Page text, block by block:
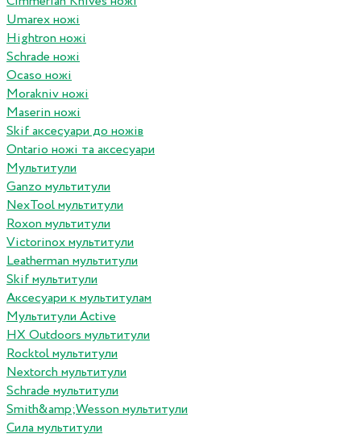
Umarex ножі
Hightron ножі
Schrade ножі
Ocaso ножі
Morakniv ножі
Maserin ножі
Skif аксесуари до ножів
Ontario ножі та аксесуари
Мультитули
Ganzo мультитули
NexTool мультитули
Roxon мультитули
Victorinox мультитули
Leatherman мультитули
Skif мультитули
Аксесуари к мультитулам
Мультитули Active
HX Outdoors мультитули
Rocktol мультитули
Nextorch мультитули
Schrade мультитули
Smith&amp;Wesson мультитули
Сила мультитули